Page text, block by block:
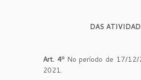
DAS
Art. 4ºNo período de 17/12/
2021.